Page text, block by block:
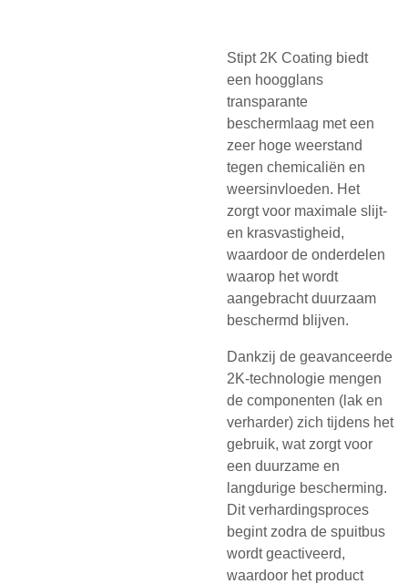
Stipt 2K Coating biedt
een hoogglans
transparante
beschermlaag met een
zeer hoge weerstand
tegen chemicaliën en
weersinvloeden. Het
zorgt voor maximale slijt-
en krasvastigheid,
waardoor de onderdelen
waarop het wordt
aangebracht duurzaam
beschermd blijven.
Dankzij de geavanceerde
2K-technologie mengen
de componenten (lak en
verharder) zich tijdens het
gebruik, wat zorgt voor
een duurzame en
langdurige bescherming.
Dit verhardingsproces
begint zodra de spuitbus
wordt geactiveerd,
waardoor het product